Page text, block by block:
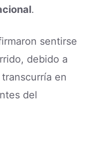
.
sentirse
debido a
en
del